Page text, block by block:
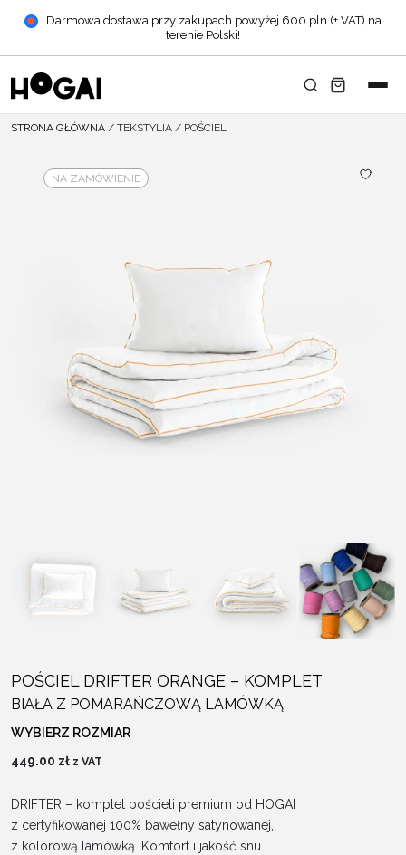
Darmowa dostawa przy zakupach powyżej 600 pln (+ VAT) na
terenie Polski!
STRONA GŁÓWNA / TEKSTYLIA / POŚCIEL
NA ZAMÓWIENIE
POŚCIEL DRIFTER ORANGE – KOMPLET
BIAŁA Z POMARAŃCZOWĄ LAMÓWKĄ
WYBIERZ ROZMIAR
449.00 zł z VAT
DRIFTER – komplet pościeli premium od HOGAI
z certyfikowanej 100% bawełny satynowanej,
z kolorową lamówką. Komfort i jakość snu.